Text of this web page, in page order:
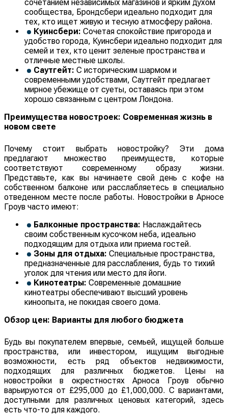
сочетанием независимых магазинов и ярким духом
сообщества, Брондсбери идеально подходит для
тех, кто ищет живую и тесную атмосферу района.
Куинсбери: Сочетая спокойствие пригорода и
удобство города, Куинсбери идеально подходит для
семей и тех, кто ценит зеленые пространства и
отличные местные школы.
Саутгейт: С историческим шармом и
современными удобствами, Саутгейт предлагает
мирное убежище от суеты, оставаясь при этом
хорошо связанным с центром Лондона.
Преимущества новостроек: Современная жизнь в
новом свете
Почему стоит выбрать новостройку? Эти дома
предлагают множество преимуществ, которые
соответствуют современному образу жизни.
Представьте, как вы начинаете свой день с кофе на
собственном балконе или расслабляетесь в специально
отведенном месте после работы. Новостройки в Арносе
Гроув часто имеют:
Балконные пространства: Наслаждайтесь
своим собственным кусочком неба, идеально
подходящим для отдыха или приема гостей.
Зоны для отдыха: Специальные пространства,
предназначенные для расслабления, будь то тихий
уголок для чтения или место для йоги.
Кинотеатры: Современные домашние
кинотеатры обеспечивают высший уровень
киноопыта, не покидая своего дома.
Обзор цен: Варианты для любого бюджета
Будь вы покупателем впервые, семьей, ищущей больше
пространства, или инвестором, ищущим выгодные
возможности, есть ряд объектов недвижимости,
подходящих для различных бюджетов. Цены на
новостройки в окрестностях Арноса Гроув обычно
варьируются от £295,000 до £1,000,000. С вариантами,
доступными для различных ценовых категорий, здесь
есть что-то для каждого.